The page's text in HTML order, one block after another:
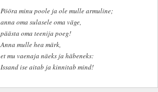
Pööra minu poole ja ole mulle armuline;
anna oma sulasele oma väge,
päästa oma teenija poeg!
Anna mulle hea märk,
et mu vaenaja näeks ja häbeneks:
Issand ise aitab ja kinnitab mind!